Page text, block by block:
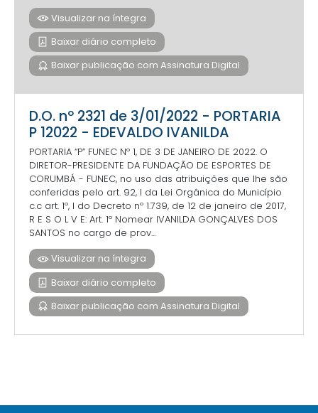
Visualizar na íntegra
Baixar diário completo
Baixar publicação com Assinatura Digital
D.O. nº 2321 de 3/01/2022 - PORTARIA
P 12022 - EDEVALDO IVANILDA
PORTARIA “P” FUNEC Nº 1, DE 3 DE JANEIRO DE 2022. O
DIRETOR-PRESIDENTE DA FUNDAÇÃO DE ESPORTES DE
CORUMBÁ - FUNEC, no uso das atribuições que lhe são
conferidas pelo art. 92, I da Lei Orgânica do Município
c.c art. 1º, I do Decreto nº 1.739, de 12 de janeiro de 2017,
R E S O L V E: Art. 1º Nomear IVANILDA GONÇALVES DOS
SANTOS no cargo de prov...
Visualizar na íntegra
Baixar diário completo
Baixar publicação com Assinatura Digital